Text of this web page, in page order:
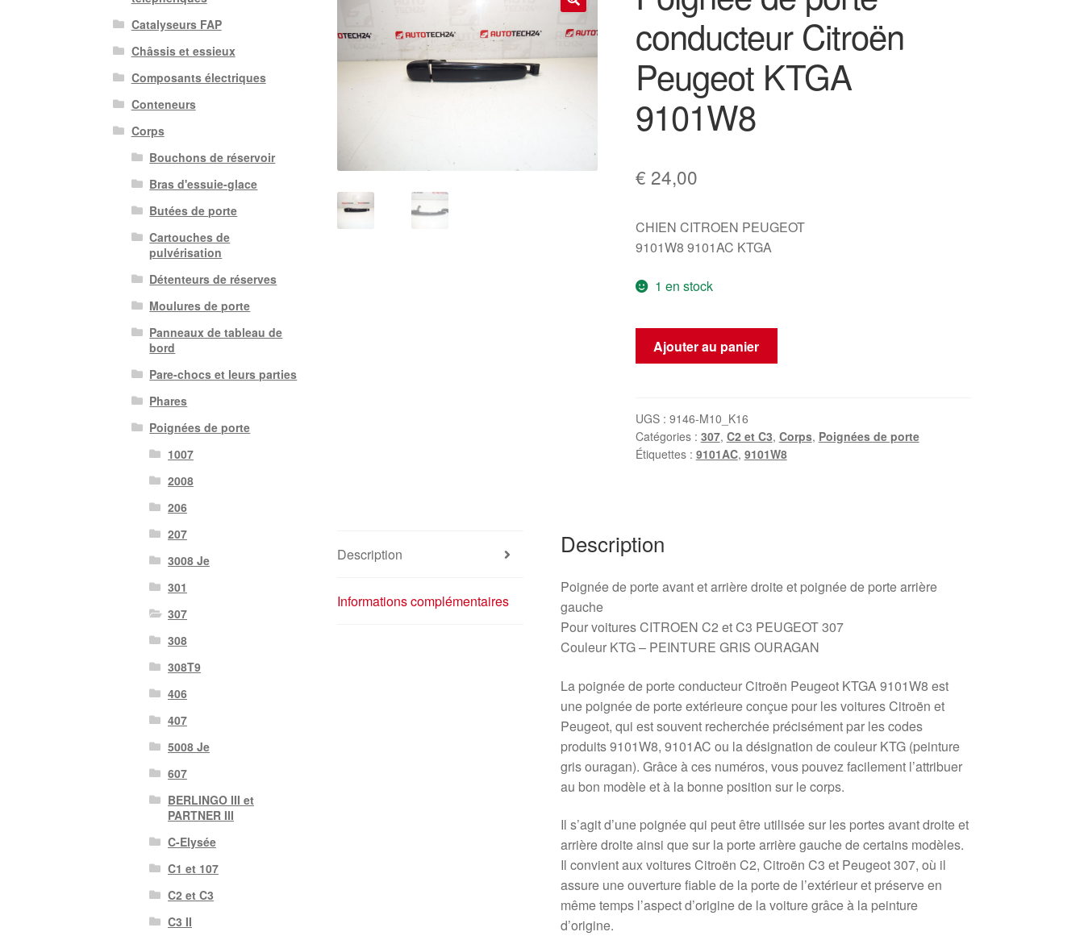
conducteur Citroën
Peugeot KTGA
9101W8
€ 24,00
CHIEN CITROEN PEUGEOT
9101W8 9101AC KTGA
1 en stock
quantité
porte
conducteur
Citroën
Ajouter au panier
UGS : 9146-M10_K16
Catégories : 307, C2 et C3, Corps, Poignées de porte
Étiquettes : 9101AC, 9101W8
Description
Informations complémentaires
Description
Poignée de porte avant et arrière droite et poignée de porte arrière
gauche
Pour voitures CITROEN C2 et C3 PEUGEOT 307
Couleur KTG – PEINTURE GRIS OURAGAN
La poignée de porte conducteur Citroën Peugeot KTGA 9101W8 est
une poignée de porte extérieure conçue pour les voitures Citroën et
Peugeot, qui est souvent recherchée précisément par les codes
produits 9101W8, 9101AC ou la désignation de couleur KTG (peinture
gris ouragan). Grâce à ces numéros, vous pouvez facilement l’attribuer
au bon modèle et à la bonne position sur le corps.
Il s’agit d’une poignée qui peut être utilisée sur les portes avant droite et
arrière droite ainsi que sur la porte arrière gauche de certains modèles.
Il convient aux voitures Citroën C2, Citroën C3 et Peugeot 307, où il
assure une ouverture fiable de la porte de l’extérieur et préserve en
même temps l’aspect d’origine de la voiture grâce à la peinture
d’origine.
Catalyseurs FAP
Châssis et essieux
Composants électriques
Conteneurs
Corps
Bouchons de réservoir
Bras d'essuie-glace
Butées de porte
Cartouches de
pulvérisation
Détenteurs de réserves
Moulures de porte
Panneaux de tableau de
bord
Pare-chocs et leurs parties
Phares
Poignées de porte
1007
2008
206
207
3008 Je
301
307
308
308T9
406
407
5008 Je
607
BERLINGO III et
PARTNER III
C-Elysée
C1 et 107
C2 et C3
C3 II